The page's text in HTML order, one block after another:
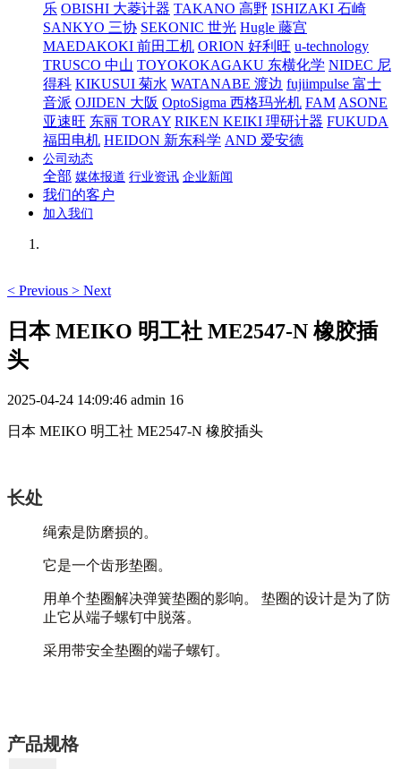
乐 OBISHI 大菱计器 TAKANO 高野 ISHIZAKI 石崎
SANKYO 三协 SEKONIC 世光 Hugle 藤宫
MAEDAKOKI 前田工机 ORION 好利旺 u-technology
TRUSCO 中山 TOYOKOKAGAKU 东横化学 NIDEC 尼
得科 KIKUSUI 菊水 WATANABE 渡边 fujiimpulse 富士
音派 OJIDEN 大阪 OptoSigma 西格玛光机 FAM ASONE
亚速旺 东丽 TORAY RIKEN KEIKI 理研计器 FUKUDA
福田电机 HEIDON 新东科学 AND 爱安德
公司动态
全部 媒体报道 行业资讯 企业新闻
我们的客户
加入我们
< Previous > Next
日本 MEIKO 明工社 ME2547-N 橡胶插
头
2025-04-24 14:09:46 admin 16
日本 MEIKO 明工社 ME2547-N 橡胶插头
长处
绳索是防磨损的。
它是一个齿形垫圈。
用单个垫圈解决弹簧垫圈的影响。 垫圈的设计是为了防
止它从端子螺钉中脱落。
采用带安全垫圈的端子螺钉。
产品规格